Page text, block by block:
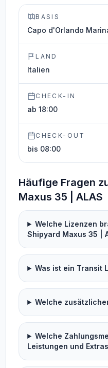
BASIS
Capo d'Orlando
LAND
Italien
CHECK-IN
ab 18:00
CHECK-OUT
bis 08:00
Häufige Fragen
Maxus 35 | ALAS
Welche Lizenzen
Shipyard Maxus 35 |
Was ist ein Transit
Welche
Welche
Leistungen und